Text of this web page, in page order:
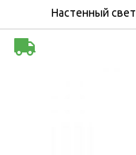
Настенный